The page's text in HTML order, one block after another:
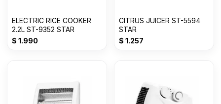
ELECTRIC RICE COOKER
2.2L ST-9352 STAR
$ 1.990
CITRUS JUICER ST-5594
STAR
$ 1.257